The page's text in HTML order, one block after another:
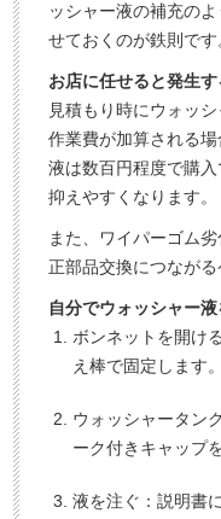
ッシャー液の補充の
せておくのが鉄則です
お店に任せると発生
見積もり時にウォッ
作業費が加算される
液は数百円程度で購
抑えやすくなります。
また、ワイパーゴム
正部品交換につながる
自分でウォッシャー
ボンネットを開け
え棒で固定します。
ウォッシャータン
ーク付きキャップ
液を注ぐ：説明書